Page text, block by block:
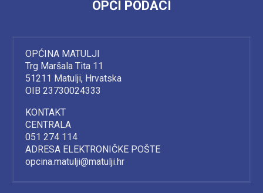
OPĆI PODACI
OPĆINA MATULJI
Trg Maršala Tita 11
51211 Matulji, Hrvatska
OIB 23730024333
KONTAKT
CENTRALA
051 274 114
ADRESA ELEKTRONIČKE POŠTE
opcina.matulji@matulji.hr